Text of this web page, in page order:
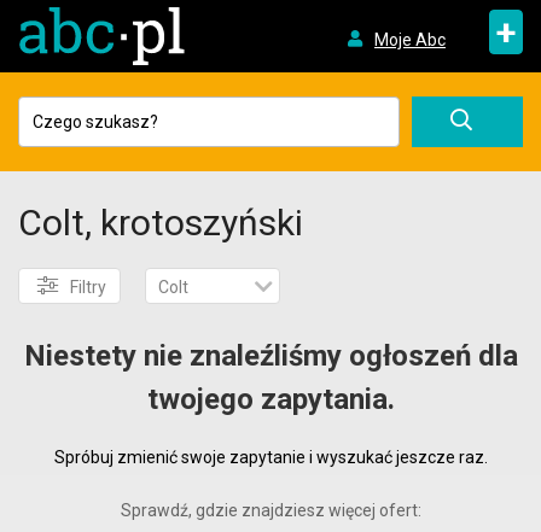
Moje Abc +
Colt, krotoszyński
Filtry Colt
Niestety nie znaleźliśmy ogłoszeń dla
twojego zapytania.
Spróbuj zmienić swoje zapytanie i wyszukać jeszcze raz.
Sprawdź, gdzie znajdziesz więcej ofert: